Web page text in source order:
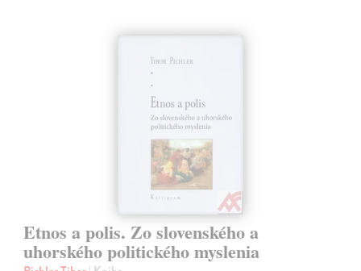
Etnos a polis. Zo slovenského a
uhorského politického myslenia